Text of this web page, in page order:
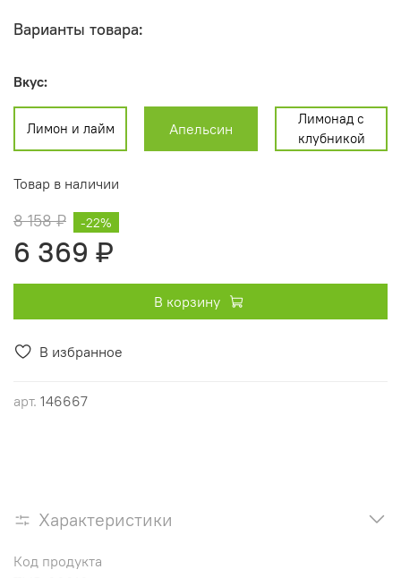
В избранное
арт. 146667
Варианты товара:
Вкус:
Лимон и лайм Апельсин
Лимонад с
клубникой
Товар в наличии
8 158 ₽
6 369 ₽
-22%
В корзину
Характеристики
Код продукта